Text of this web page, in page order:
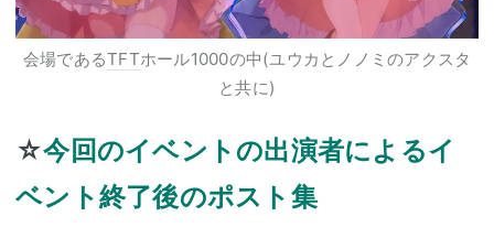
会場であるTFTホール1000の中(ユウカとノノミのアクスタ
と共に)
☆今回のイベントの出演者によるイ
ベント終了後のポスト集